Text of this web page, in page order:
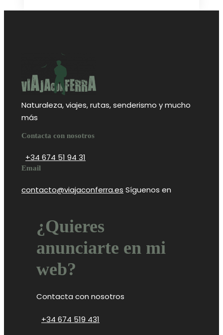
Naturaleza, viajes, rutas, senderismo y mucho
más
Contacta con nosotros
+34 674 51 94 31
Email
contacto@viajaconferra.es Síguenos en
¿Quieres
anunciarte en mi
web?
Contacta con nosotros
+34 674 519 431